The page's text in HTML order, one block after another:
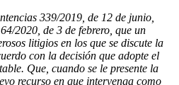
339/2019, de 12 de junio,
2020, de 3 de febrero, que un
litigios en los que se discute la
con la decisión que adopte el
Que, cuando se le presente la
recurso en que intervenga como